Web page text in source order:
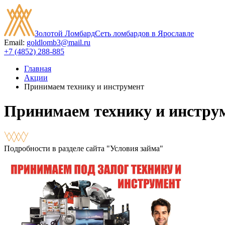
Золотой ЛомбардСеть ломбардов в Ярославле
Email: goldlomb3@mail.ru
+7 (4852) 288-885
Главная
Акции
Принимаем технику и инструмент
Принимаем технику и
Подробности в разделе сайта "Условия займа"